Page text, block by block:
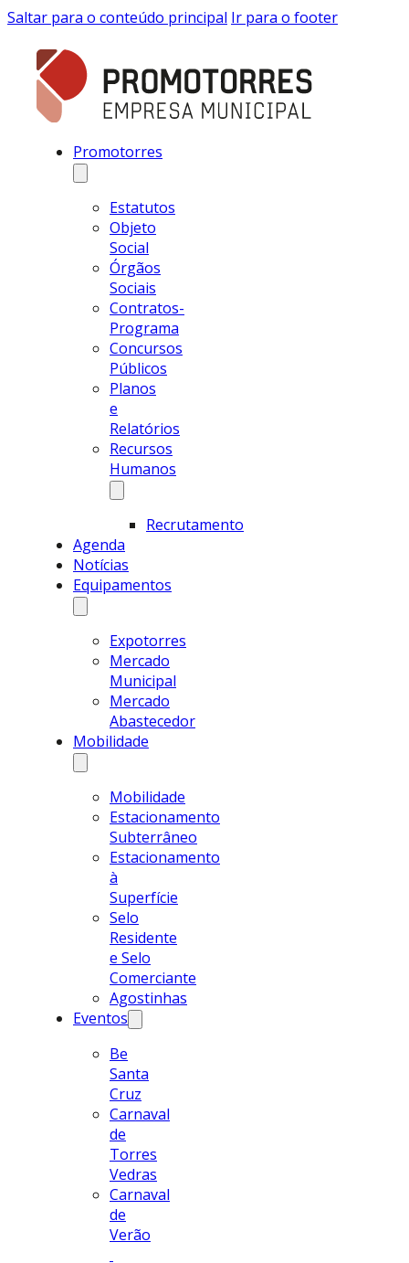
Saltar para o conteúdo principal Ir para o footer
Promotorres
Estatutos
Objeto
Social
Órgãos
Sociais
Contratos-
Programa
Concursos
Públicos
Planos
e
Relatórios
Recursos
Humanos
Recrutamento
Agenda
Notícias
Equipamentos
Expotorres
Mercado
Municipal
Mercado
Abastecedor
Mobilidade
Mobilidade
Estacionamento
Subterrâneo
Estacionamento
à
Superfície
Selo
Residente
e Selo
Comerciante
Agostinhas
Eventos
Be
Santa
Cruz
Carnaval
de
Torres
Vedras
Carnaval
de
Verão